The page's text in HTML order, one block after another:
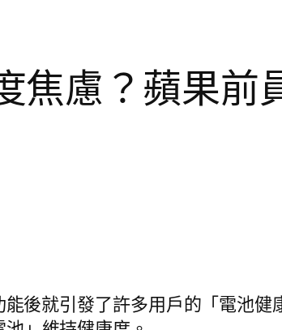
焦慮？蘋果前
後就引發了許多用戶的「電池